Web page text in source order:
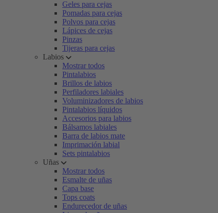
Geles para cejas
Pomadas para cejas
Polvos para cejas
Lápices de cejas
Pinzas
Tijeras para cejas
Labios
Mostrar todos
Pintalabios
Brillos de labios
Perfiladores labiales
Voluminizadores de labios
Pintalabios líquidos
Accesorios para labios
Bálsamos labiales
Barra de labios mate
Imprimación labial
Sets pintalabios
Uñas
Mostrar todos
Esmalte de uñas
Capa base
Tops coats
Endurecedor de uñas